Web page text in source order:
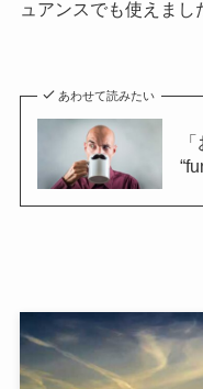
ュアンスでも使えまし
あわせて読みたい